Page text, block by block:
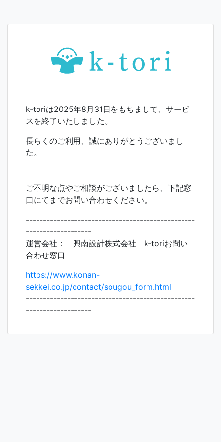
k-toriは2025年8月31日をもちまして、サービ
スを終了いたしました。
長らくのご利用、誠にありがとうございまし
た。
ご不明な点やご相談がございましたら、下記窓
口にてまでお問い合わせください。
-------------------------------------------------
-------------------
運営会社： 興南設計株式会社 k-toriお問い
合わせ窓口
https://www.konan-
sekkei.co.jp/contact/sougou_form.html
-------------------------------------------------
-------------------